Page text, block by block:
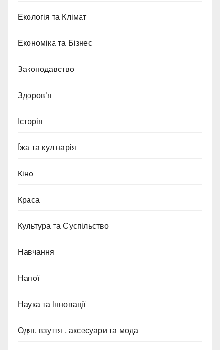
Екологія та Клімат
Економіка та Бізнес
Законодавство
Здоров’я
Історія
Їжа та кулінарія
Кіно
Краса
Культура та Суспільство
Навчання
Напої
Наука та Інновації
Одяг, взуття , аксесуари та мода